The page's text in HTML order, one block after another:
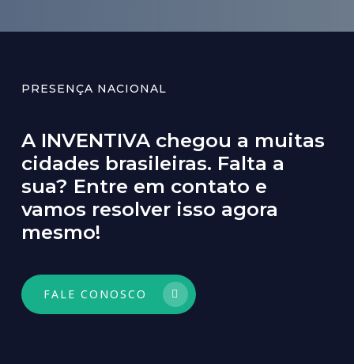
PRESENÇA NACIONAL
A INVENTIVA chegou a muitas
cidades brasileiras. Falta a
sua? Entre em contato e
vamos resolver isso agora
mesmo!
FALE CONOSCO